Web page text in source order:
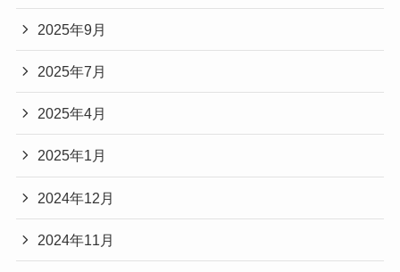
2025年9月
2025年7月
2025年4月
2025年1月
2024年12月
2024年11月